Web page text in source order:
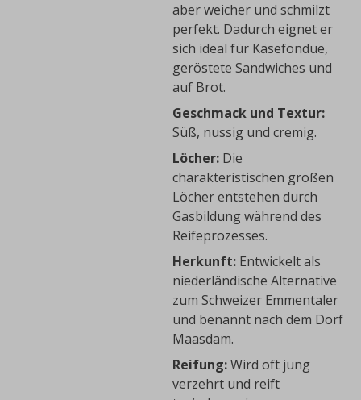
aber weicher und schmilzt
perfekt. Dadurch eignet er
sich ideal für Käsefondue,
geröstete Sandwiches und
auf Brot.
Geschmack und Textur:
Süß, nussig und cremig.
Löcher: Die
charakteristischen großen
Löcher entstehen durch
Gasbildung während des
Reifeprozesses.
Herkunft: Entwickelt als
niederländische Alternative
zum Schweizer Emmentaler
und benannt nach dem Dorf
Maasdam.
Reifung:Wird oft jung
verzehrt und reift